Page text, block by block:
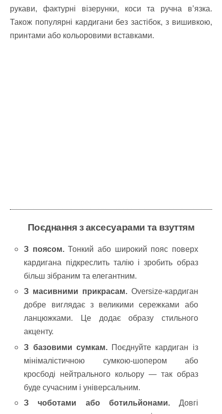
рукави, фактурні візерунки, коси та ручна в’язка.
Також популярні кардигани без застібок, з вишивкою,
принтами або кольоровими вставками.
Поєднання з аксесуарами та взуттям
З поясом.Тонкий або широкий пояс поверх
кардигана підкреслить талію і зробить образ
більш зібраним та елегантним.
З масивними прикрасам. Oversize-кардиган
добре виглядає з великими сережками або
ланцюжками. Це додає образу стильного
акценту.
З базовими сумкам. Поєднуйте кардиган із
мінімалістичною сумкою-шопером або
кросбоді нейтрального кольору — так образ
буде сучасним і універсальним.
З чоботами або ботильйонами. Довгі